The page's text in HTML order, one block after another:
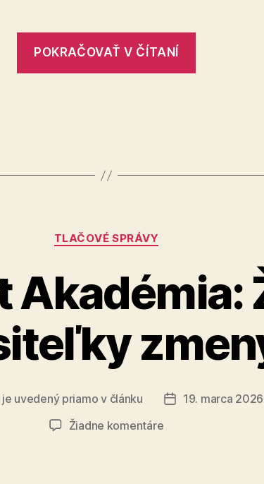
POKRAČOVAŤ V ČÍTANÍ
Kategórie
TLAČOVÉ SPRÁVY
Akadémia:
je uvedený priamo v článku
Dátum
19. marca 2026
Žiadne komentárena